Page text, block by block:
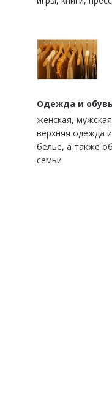
Одежда и
женская,
верхняя одежда
белье, а также
семьи